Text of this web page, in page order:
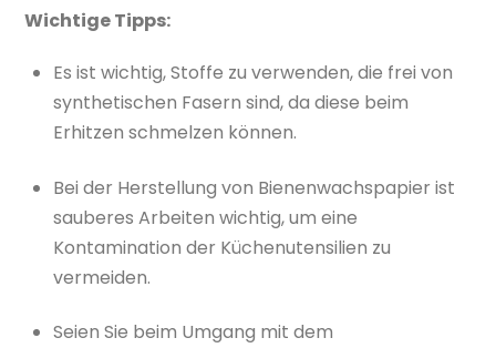
Wichtige Tipps:
Es ist wichtig, Stoffe zu verwenden, die frei von
synthetischen Fasern sind, da diese beim
Erhitzen schmelzen können.
Bei der Herstellung von Bienenwachspapier ist
sauberes Arbeiten wichtig, um eine
Kontamination der Küchenutensilien zu
vermeiden.
Seien Sie beim Umgang mit dem